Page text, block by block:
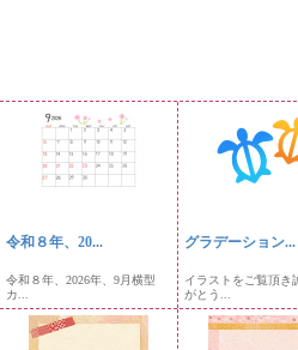
令和８年、20...
令和８年、2026年、9月横型
カ...
グラデーション...
イラストをご覧頂き
がとう...